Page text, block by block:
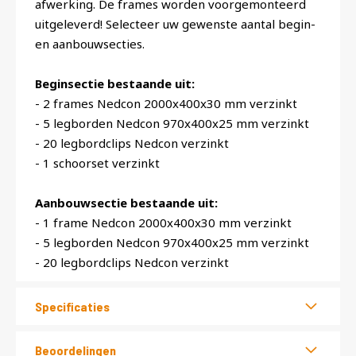
afwerking. De frames worden voorgemonteerd
uitgeleverd! Selecteer uw gewenste aantal begin-
en aanbouwsecties.
Beginsectie bestaande uit:
- 2 frames Nedcon 2000x400x30 mm verzinkt
- 5 legborden Nedcon 970x400x25 mm verzinkt
- 20 legbordclips Nedcon verzinkt
- 1 schoorset verzinkt
Aanbouwsectie bestaande uit:
- 1 frame Nedcon 2000x400x30 mm verzinkt
- 5 legborden Nedcon 970x400x25 mm verzinkt
- 20 legbordclips Nedcon verzinkt
Specificaties
Beoordelingen